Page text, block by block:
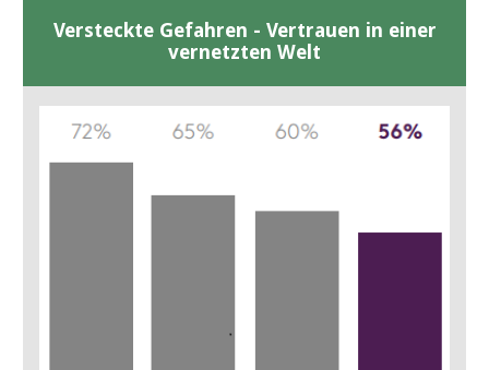
Versteckte Gefahren - Vertrauen in einer
vernetzten Welt